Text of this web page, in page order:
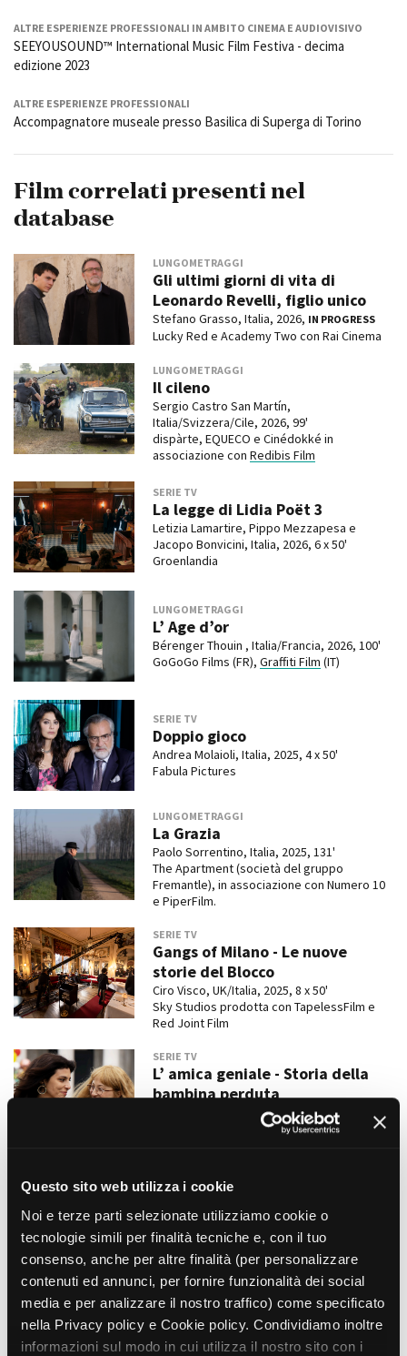
Questo sito web utilizza i cookie
Noi e terze parti selezionate utilizziamo cookie o
tecnologie simili per finalità tecniche e, con il tuo
consenso, anche per altre finalità (per personalizzare
contenuti ed annunci, per fornire funzionalità dei social
media e per analizzare il nostro traffico) come specificato
nella Privacy policy e Cookie policy. Condividiamo inoltre
informazioni sul modo in cui utilizza il nostro sito con i
ALTRE ESPERIENZE PROFESSIONALI IN AMBITO CINEMA E AUDIOVISIVO
SEEYOUSOUND™ International Music Film Festiva - decima
edizione 2023
ALTRE ESPERIENZE PROFESSIONALI
Accompagnatore museale presso Basilica di Superga di Torino
Film correlati presenti nel
database
LUNGOMETRAGGI
Gli ultimi giorni di vita di
Leonardo Revelli, figlio unico
Stefano Grasso, Italia, 2026, IN PROGRESS
Lucky Red e Academy Two con Rai Cinema
LUNGOMETRAGGI
Il cileno
Sergio Castro San Martín,
Italia/Svizzera/Cile, 2026, 99'
dispàrte, EQUECO e Cinédokké in
associazione con Redibis Film
SERIE TV
La legge di Lidia Poët 3
Letizia Lamartire, Pippo Mezzapesa e
Jacopo Bonvicini, Italia, 2026, 6 x 50'
Groenlandia
LUNGOMETRAGGI
L’ Age d’or
Bérenger Thouin , Italia/Francia, 2026, 100'
GoGoGo Films (FR), Graffiti Film (IT)
SERIE TV
Doppio gioco
Andrea Molaioli, Italia, 2025, 4 x 50'
Fabula Pictures
LUNGOMETRAGGI
La Grazia
Paolo Sorrentino, Italia, 2025, 131'
The Apartment (società del gruppo
Fremantle), in associazione con Numero 10
e PiperFilm.
SERIE TV
Gangs of Milano - Le nuove
storie del Blocco
Ciro Visco, UK/Italia, 2025, 8 x 50'
Sky Studios prodotta con TapelessFilm e
Red Joint Film
SERIE TV
L’ amica geniale - Storia della
bambina perduta
Laura Bispuri, Italia, 2024, 5 x 100'
Fandango, The Apartment, Fremantle Italy,
Sul più bello - la serie
Francesca Marino, Italia, 2024
Eagle Pictures
LUNGOMETRAGGI
Fast X | Fast & Furious 10